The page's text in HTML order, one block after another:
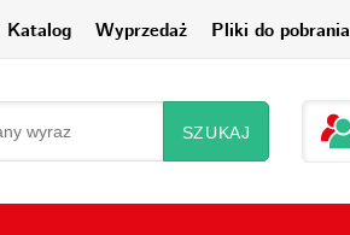
Katalog Wyprzedaż Pliki do pobrania
SZUKAJ